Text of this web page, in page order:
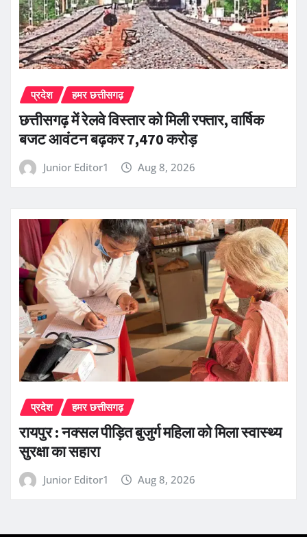
प्रदेश हमर छत्तीसगढ़
छत्तीसगढ़ में रेलवे विस्तार को मिली रफ्तार, वार्षिक
बजट आवंटन बढ़कर 7,470 करोड़
Junior Editor1 Aug 8, 2026
प्रदेश हमर छत्तीसगढ़
रायपुर : नक्सल पीड़ित बुजुर्ग महिला को मिला स्वास्थ्य
सुरक्षा का सहारा
Junior Editor1 Aug 8, 2026